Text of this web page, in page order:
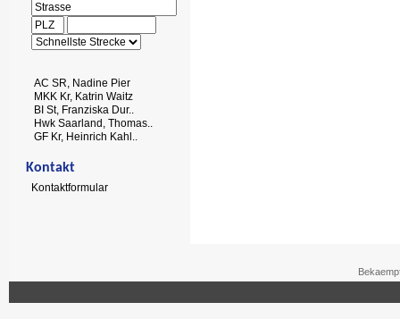
AC SR, Nadine Pier
MKK Kr, Katrin Waitz
BI St, Franziska Dur..
Hwk Saarland, Thomas..
GF Kr, Heinrich Kahl..
Kontakt
Kontaktformular